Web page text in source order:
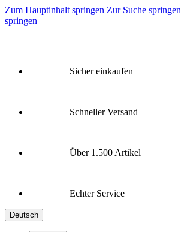
Zum Hauptinhalt springen Zur Suche springen
springen
Sicher einkaufen
Schneller Versand
Über 1.500 Artikel
Echter Service
Deutsch